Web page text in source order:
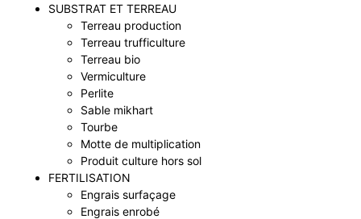
SUBSTRAT ET TERREAU
Terreau production
Terreau trufficulture
Terreau bio
Vermiculture
Perlite
Sable mikhart
Tourbe
Motte de multiplication
Produit culture hors sol
FERTILISATION
Engrais surfaçage
Engrais enrobé